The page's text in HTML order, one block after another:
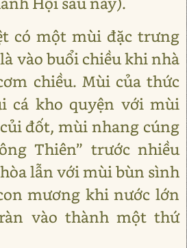
có một mùi đặc trưng
vào buổi chiều khi nhà
chiều. Mùi của thức
cá kho quyện với mùi
đốt, mùi nhang cúng
Thiên” trước nhiều
lẫn với mùi bùn sình
mương khi nước lớn
vào thành một thứ